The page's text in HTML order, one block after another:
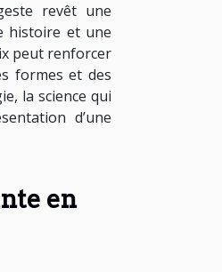
revêt une
histoire et une
peut renforcer
formes et des
la science qui
d’une
en